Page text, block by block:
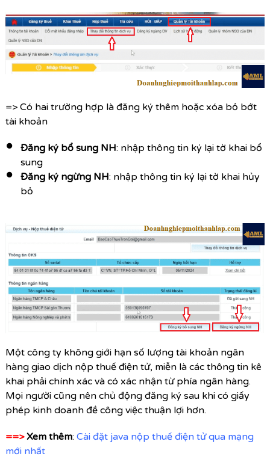
=> Có hai trường hợp là đăng ký thêm hoặc xóa bỏ bớt
tài khoản
Đăng ký bổ sung NH: nhập thông tin ký lại tờ khai bổ
sung
Đăng ký ngừng NH: nhập thông tin ký lại tờ khai hủy
bỏ
Một công ty không giới hạn số lượng tài khoản ngân
hàng giao dịch nộp thuế điện tử, miễn là các thông tin kê
khai phải chính xác và có xác nhận từ phía ngân hàng.
Mọi người cũng nên chủ động đăng ký sau khi có giấy
phép kinh doanh đề công việc thuận lợi hơn.
==> Xem thêm: Cài đặt java nộp thuế điện tử qua mạng
mới nhất